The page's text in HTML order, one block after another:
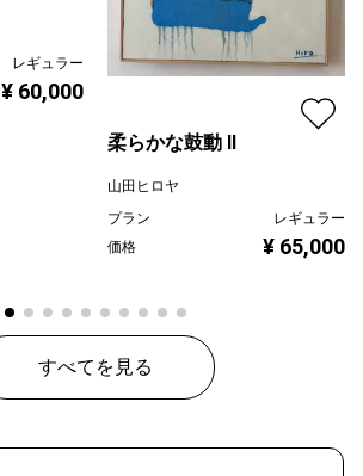
レギュラー
¥ 60,000
柔らかな鼓動 Ⅱ
山田ヒロヤ
プラン
レギュラー
価格
¥ 65,000
すべてを見る